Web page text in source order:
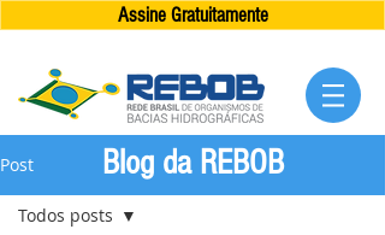
Assine Gratuitamente
Post
Todos posts
Blog da REBOB